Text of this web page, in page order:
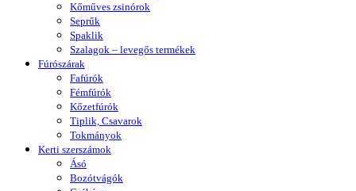
Kőműves zsinórok
Seprűk
Spaklik
Szalagok – levegős termékek
Fúrószárak
Fafúrók
Fémfúrók
Kőzetfúrók
Tiplik, Csavarok
Tokmányok
Kerti szerszámok
Ásó
Bozótvágók